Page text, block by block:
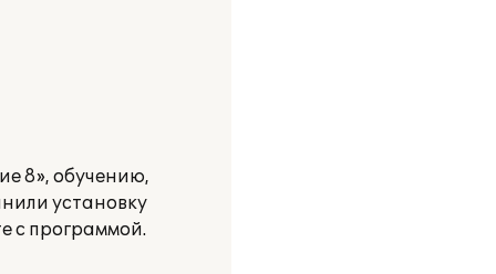
8», обучению,
установку
с программой.